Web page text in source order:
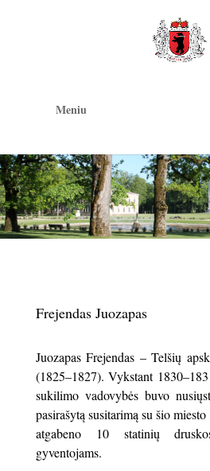
Meniu
Frejendas Juozapas
Juozapas Frejendas – Telšių
(1825–1827). Vykstant
sukilimo vadovybės buvo
pasirašytą susitari­mą su šio
atgabeno 10 statinių
gyventojams.